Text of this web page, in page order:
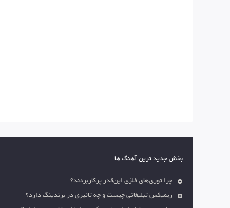
بخش جدید ترین آهنگ ها
چرا توری‌های فلزی این‌قدر پرکاربردند؟
ریمیکس تبلیغاتی چیست و چه تاثیری در برندینگ دارد؟